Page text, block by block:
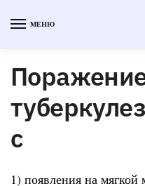
МЕНЮ
с
1) появления на мягкой